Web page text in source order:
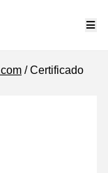
Certificado